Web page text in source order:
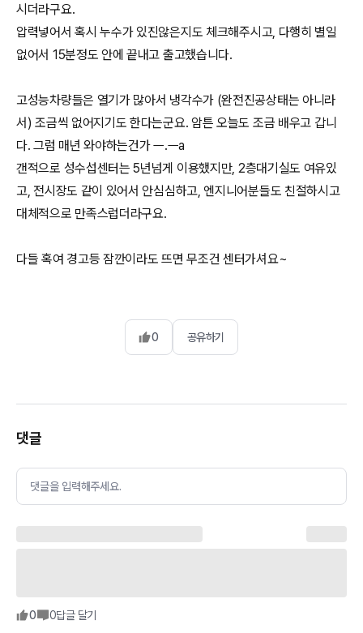
시더라구요.
압력넣어서 혹시 누수가 있진않은지도 체크해주시고, 다행히 별일
없어서 15분정도 안에 끝내고 출고했습니다.
고성능차량들은 열기가 많아서 냉각수가 (완전진공상태는 아니라
서) 조금씩 없어지기도 한다는군요. 암튼 오늘도 조금 배우고 갑니
다. 그럼 매년 와야하는건가 ㅡ.ㅡa
갠적으로 성수섭센터는 5년넘게 이용했지만, 2층대기실도 여유있
고, 전시장도 같이 있어서 안심심하고, 엔지니어분들도 친절하시고
대체적으로 만족스럽더라구요.
다들 혹여 경고등 잠깐이라도 뜨면 무조건 센터가셔요~
0 공유하기
댓글
댓글을 입력해주세요.
0 0답글 달기